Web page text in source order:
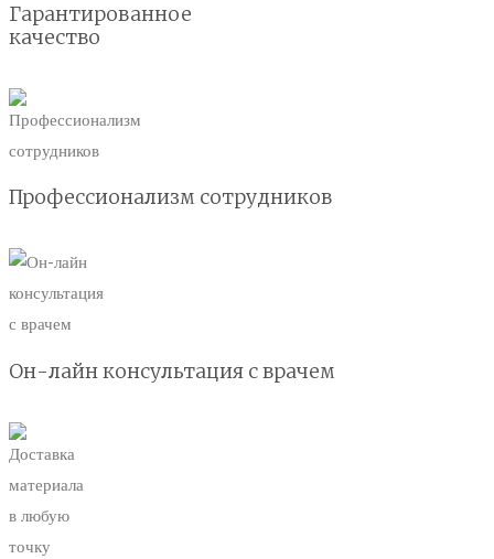
Гарантированное
качество
Профессионализм сотрудников
Он-лайн консультация с врачем